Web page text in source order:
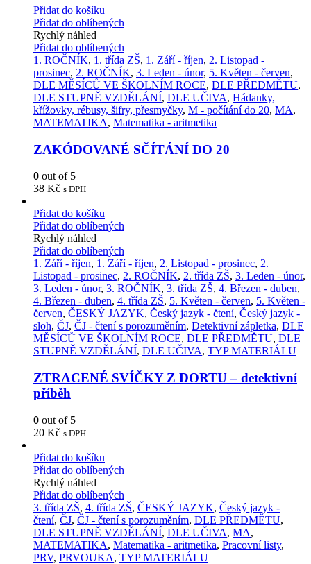
Přidat do košíku
Přidat do oblíbených
Rychlý náhled
Přidat do oblíbených
1. ROČNÍK, 1. třída ZŠ, 1. Září - říjen, 2. Listopad -
prosinec, 2. ROČNÍK, 3. Leden - únor, 5. Květen - červen,
DLE MĚSÍCŮ VE ŠKOLNÍM ROCE, DLE PŘEDMĚTU,
DLE STUPNĚ VZDĚLÁNÍ, DLE UČIVA, Hádanky,
křížovky, rébusy, šifry, přesmyčky, M - počítání do 20, MA,
MATEMATIKA, Matematika - aritmetika
ZAKÓDOVANÉ SČÍTÁNÍ DO 20
0 out of 5
38 Kč s DPH
Přidat do košíku
Přidat do oblíbených
Rychlý náhled
Přidat do oblíbených
1. Září - říjen, 1. Září - říjen, 2. Listopad - prosinec, 2.
Listopad - prosinec, 2. ROČNÍK, 2. třída ZŠ, 3. Leden - únor,
3. Leden - únor, 3. ROČNÍK, 3. třída ZŠ, 4. Březen - duben,
4. Březen - duben, 4. třída ZŠ, 5. Květen - červen, 5. Květen -
červen, ČESKÝ JAZYK, Český jazyk - čtení, Český jazyk -
sloh, ČJ, ČJ - čtení s porozuměním, Detektivní zápletka, DLE
MĚSÍCŮ VE ŠKOLNÍM ROCE, DLE PŘEDMĚTU, DLE
STUPNĚ VZDĚLÁNÍ, DLE UČIVA, TYP MATERIÁLU
ZTRACENÉ SVÍČKY Z DORTU – detektivní
příběh
0 out of 5
20 Kč s DPH
Přidat do košíku
Přidat do oblíbených
Rychlý náhled
Přidat do oblíbených
3. třída ZŠ, 4. třída ZŠ, ČESKÝ JAZYK, Český jazyk -
čtení, ČJ, ČJ - čtení s porozuměním, DLE PŘEDMĚTU,
DLE STUPNĚ VZDĚLÁNÍ, DLE UČIVA, MA,
MATEMATIKA, Matematika - aritmetika, Pracovní listy,
PRV, PRVOUKA, TYP MATERIÁLU